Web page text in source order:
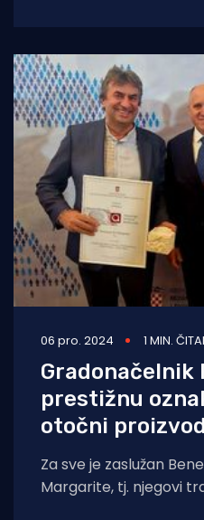
06 pro. 2024 1 MIN.
Gradonačelnik
prestižnu
otočni proizvod
Za sve je zaslužan
Margarite, tj. njegovi